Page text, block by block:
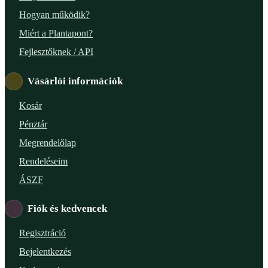
Hogyan működik?
Miért a Plantapont?
Fejlesztőknek / API
Vásárlói információk
Kosár
Pénztár
Megrendelőlap
Rendeléseim
ÁSZF
Fiók és kedvencek
Regisztráció
Bejelentkezés